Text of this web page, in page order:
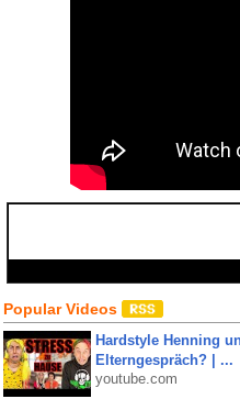
Popular Videos
Hardstyle Henning
Elterngespräch? | ...
youtube.com